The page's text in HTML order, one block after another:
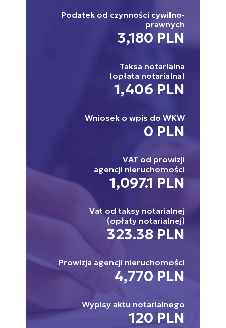
Podatek od czynności cywilno-
prawnych
3,180 PLN
Taksa notarialna
(opłata notarialna)
1,406 PLN
Wniosek o wpis do WKW
0 PLN
VAT od prowizji
agencji nieruchomości
1,097.1 PLN
Vat od taksy notarialnej
(opłaty notarialnej)
323.38 PLN
Prowizja agencji nieruchomości
4,770 PLN
Wypisy aktu notarialnego
120 PLN